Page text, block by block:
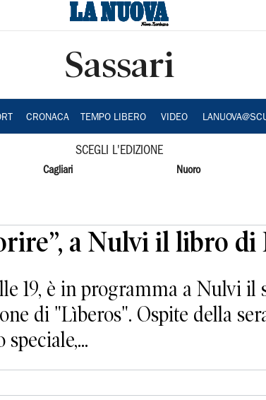
Sassari
CRONACA TEMPO LIBERO VIDEO
SCEGLI L'EDIZIONE
Cagliari Nuoro
a Nulvi il libro di
19, è in programma a Nulvi il
di "Lìberos". Ospite della